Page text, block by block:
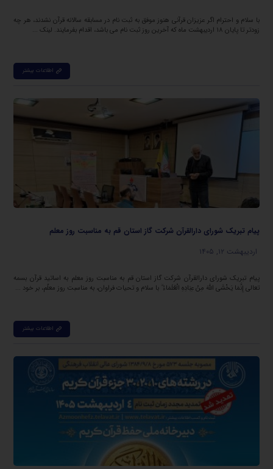
با سلام و احترام اگر عزیزان قرآنی هنوز موفق به ثبت نام در مسابقه سالانه قرآن نشدند، هر چه
زودتر تا پایان ۱۸ اردیبهشت ماه که آخرین روز ثبت نام می باشد، اقدام بفرمایند. لینک ...
اطلاعات بیشتر
پیام تبریک شورای دارالقرآن شرکت گاز استان قم به مناسبت روز معلم
اردیبهشت ۱۲, ۱۴۰۵
پیام تبریک شورای دارالقرآن شرکت گاز استان قم به مناسبت روز معلم به اساتید قرآن بسمه
تعالی إِنَّمَا یَخْشَى اللَّهَ مِنْ عِبَادِهِ الْعُلَمَاءُ ۗ با سلام و تحیات فراوان، به مناسبت روز معلّم، بر خود ...
اطلاعات بیشتر